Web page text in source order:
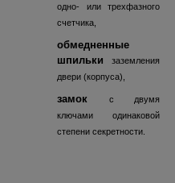
одно- или трехфазного
счетчика,
обмедненные
шпильки
заземления
двери (корпуса),
замок
с двумя
ключами одинаковой
степени секретности.